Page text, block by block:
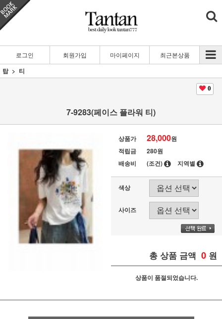
로그인 회원가입 마이페이지 최근본상품
탑 티
0
7-9283(페이스 플라워 티)
상품가 28,000원
적립금
280원
배송비
(조건) 지역별
색상
사이즈
총 상품 금액 0 원
상품이 품절되었습니다.